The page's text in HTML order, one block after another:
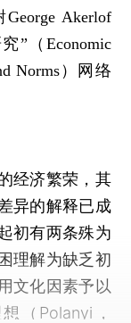
Akerlof
”（Economic
Norms）网络
经济繁荣，其
异的解释已成
初有两条殊为
理解为缺乏初
文化因素予以
（Polanyi，